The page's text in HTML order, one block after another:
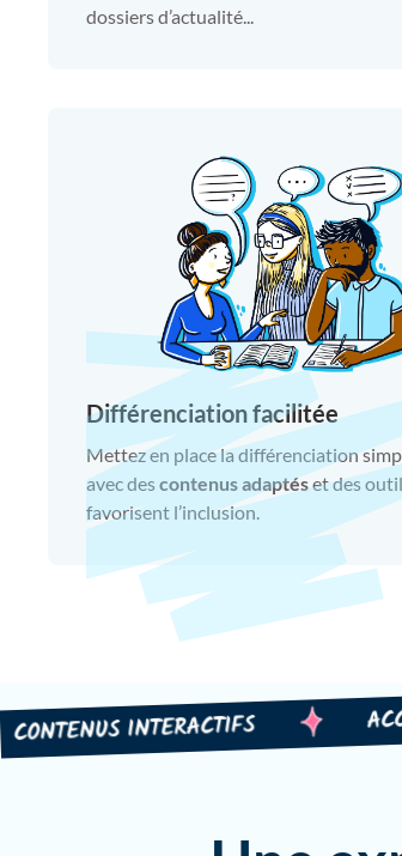
dossiers d’actualité...
Différenciation facilitée
Mettez en place la différenciation
avec des contenus adaptéset des
favorisent l’inclusion.
INTERACTIFS